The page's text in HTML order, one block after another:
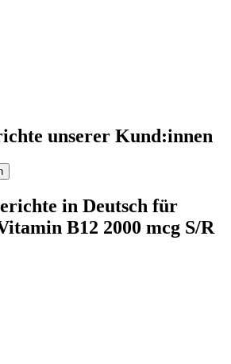
unserer Kund:innen
in Deutsch für
B12 2000 mcg S/R